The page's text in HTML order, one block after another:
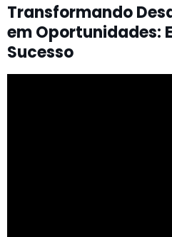
Transformando
em Oportunidades:
Sucesso